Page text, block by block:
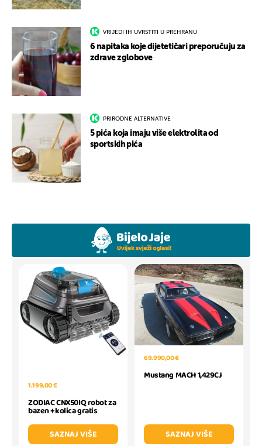
VRIJEDI IH UVRSTITI U PREHRANU
6 napitaka koje dijetetičari preporučuju za
zdrave zglobove
PRIRODNE ALTERNATIVE
5 pića koja imaju više elektrolita od
sportskih pića
1.199,00 €
ZODIAC CNX50IQ robot za
bazen +kolica gratis
SAZNAJ VIŠE
69.990,00 €
Mustang MACH 1,429CJ
SAZNAJ VIŠE